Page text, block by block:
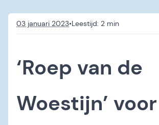
03 januari 2023•
‘Roep van de
Woestijn’ voor